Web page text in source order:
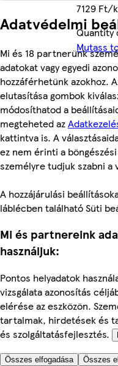
Adatvédelmi
Mi és 18 partnerünk
adatokat vagy egyedi
hozzáférhetünk azokhoz.
elutasítása gombok
módosíthatod a
megteheted az
kattintva is. A
ez nem érinti a
személyre tudjuk szabni a
A hozzájárulási
láblécben található Süti
Mi és partnereink
használjuk:
Pontos helyadatok
vizsgálata azonosítás
elérése az eszközön.
tartalmak, hirdetések és
és szolgáltatásfejlesztés.
Összes elfogadása Összes
7129 Ft/
Quantity
Mutass